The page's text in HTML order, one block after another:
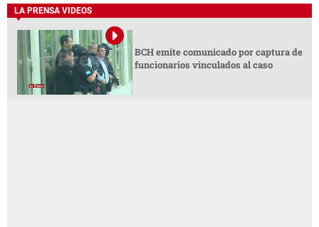
LA PRENSA VIDEOS
BCH emite comunicado por captura de
funcionarios vinculados al caso